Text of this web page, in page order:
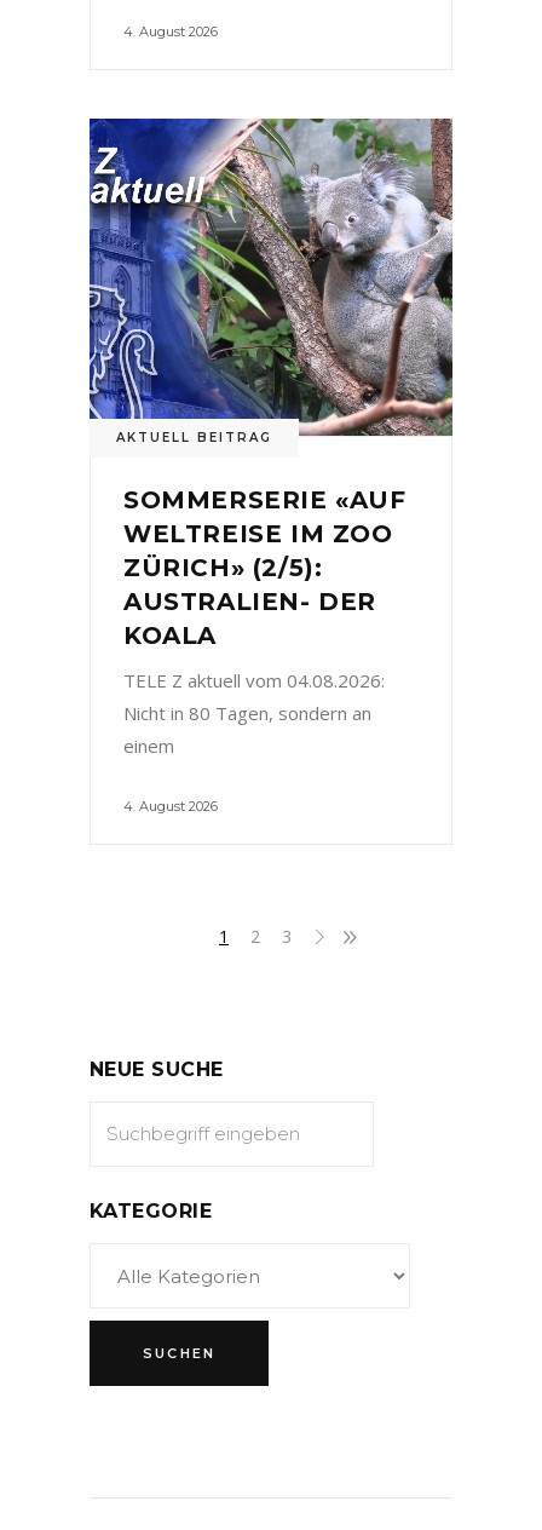
4. August 2026
AKTUELL BEITRAG
SOMMERSERIE «AUF
WELTREISE IM ZOO
ZÜRICH» (2/5):
AUSTRALIEN- DER
KOALA
TELE Z aktuell vom 04.08.2026:
Nicht in 80 Tagen, sondern an
einem
4. August 2026
1 2 3
NEUE SUCHE
KATEGORIE